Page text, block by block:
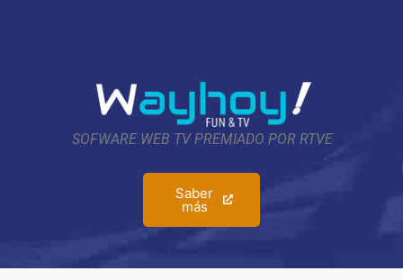
SOFWARE WEB TV PREMIADO POR RTVE
Saber
más